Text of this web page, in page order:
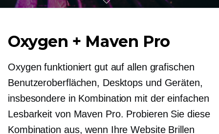
Oxygen + Maven Pro
Oxygen funktioniert gut auf allen grafischen
Benutzeroberflächen, Desktops und Geräten,
insbesondere in Kombination mit der einfachen
Lesbarkeit von Maven Pro. Probieren Sie diese
Kombination aus, wenn Ihre Website Brillen